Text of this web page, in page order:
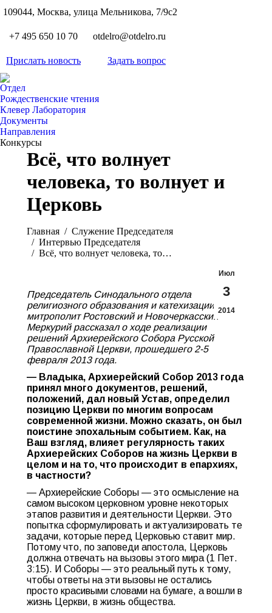
109044, Москва, улица Мельникова, 7/9с2
+7 495 650 10 70 otdelro@otdelro.ru
Прислать новость Задать вопрос
Отдел
Рождественские чтения
Клевер Лаборатория
Документы
Направления
Конкурсы
Всё, что волнует
человека, то волнует и
Церковь
Главная
Служение Председателя
Интервью Председателя
Всё, что волнует человека, то…
Июл
3
2014
Председатель Синодального отдела
религиозного образования и катехизации
митрополит Ростовский и Новочеркасский
Меркурий рассказал о ходе реализации
решений Архиерейского Собора Русской
Православной Церкви, прошедшего 2-5
февраля 2013 года.
— Владыка, Архиерейский Собор 2013 года
принял много документов, решений,
положений, дал новый Устав, определил
позицию Церкви по многим вопросам
современной жизни. Можно сказать, он был
поистине эпохальным событием. Как, на
Ваш взгляд, влияет регулярность таких
Архиерейских Cоборов на жизнь Церкви в
целом и на то, что происходит в епархиях,
в частности?
— Архиерейские Cоборы — это осмысление на
самом высоком церковном уровне некоторых
этапов развития и деятельности Церкви. Это
попытка сформулировать и актуализировать те
задачи, которые перед Церковью ставит мир.
Потому что, по заповеди апостола, Церковь
должна отвечать на вызовы этого мира (1 Пет.
3:15). И Cоборы — это реальный путь к тому,
чтобы ответы на эти вызовы не остались
просто красивыми словами на бумаге, а вошли в
жизнь Церкви, в жизнь общества.